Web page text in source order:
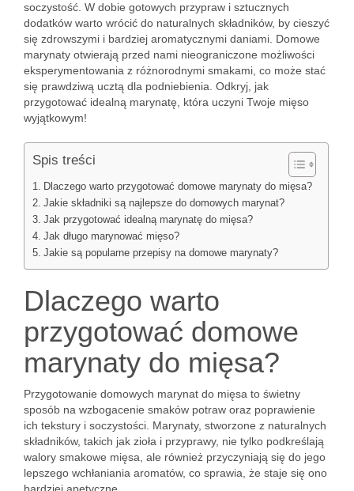
soczystość. W dobie gotowych przypraw i sztucznych
dodatków warto wrócić do naturalnych składników, by cieszyć
się zdrowszymi i bardziej aromatycznymi daniami. Domowe
marynaty otwierają przed nami nieograniczone możliwości
eksperymentowania z różnorodnymi smakami, co może stać
się prawdziwą ucztą dla podniebienia. Odkryj, jak
przygotować idealną marynatę, która uczyni Twoje mięso
wyjątkowym!
Spis treści
Dlaczego warto przygotować domowe marynaty do mięsa?
Jakie składniki są najlepsze do domowych marynat?
Jak przygotować idealną marynatę do mięsa?
Jak długo marynować mięso?
Jakie są popularne przepisy na domowe marynaty?
Dlaczego warto
przygotować domowe
marynaty do mięsa?
Przygotowanie domowych marynat do mięsa to świetny
sposób na wzbogacenie smaków potraw oraz poprawienie
ich tekstury i soczystości. Marynaty, stworzone z naturalnych
składników, takich jak zioła i przyprawy, nie tylko podkreślają
walory smakowe mięsa, ale również przyczyniają się do jego
lepszego wchłaniania aromatów, co sprawia, że staje się ono